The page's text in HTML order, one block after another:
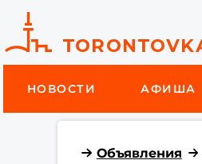
НОВОСТИ АФИША
Объявления